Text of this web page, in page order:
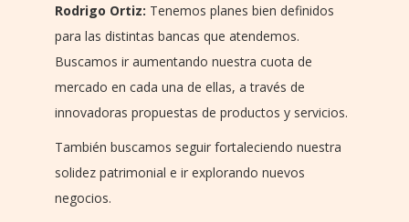
Rodrigo Ortiz: Tenemos planes bien definidos
para las distintas bancas que atendemos.
Buscamos ir aumentando nuestra cuota de
mercado en cada una de ellas, a través de
innovadoras propuestas de productos y servicios.
También buscamos seguir fortaleciendo nuestra
solidez patrimonial e ir explorando nuevos
negocios.